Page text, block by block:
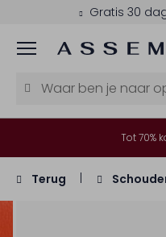
Gratis 30
Menu
Tot 70%
Terug